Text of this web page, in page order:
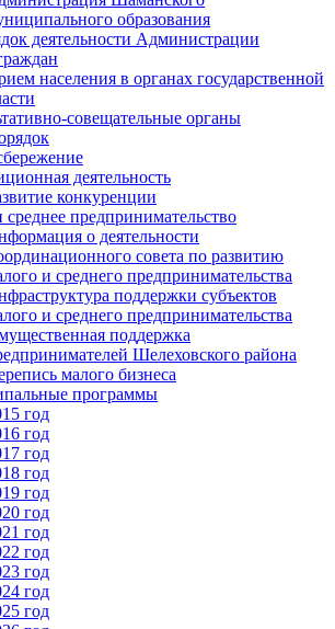
образования
деятельности Администрации
населения в органах государственной
совещательные органы
деятельность
конкуренции
предпринимательство
о деятельности
совета по развитию
и среднего предпринимательства
поддержки субъектов
и среднего предпринимательства
поддержка
Шелеховского района
малого бизнеса
программы
год
год
год
год
год
год
год
год
год
год
год